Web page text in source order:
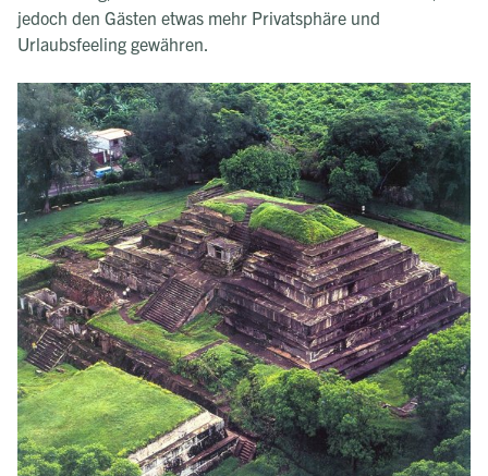
jedoch den Gästen etwas mehr Privatsphäre und
Urlaubsfeeling gewähren.